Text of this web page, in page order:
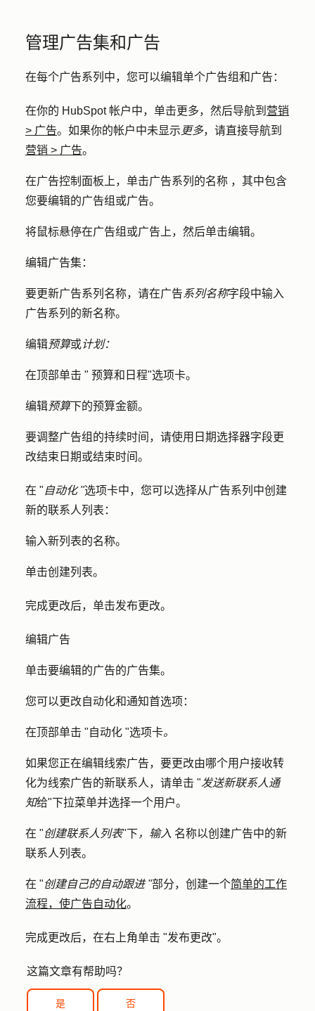
管理广告集和广告
在每个广告系列中，您可以编辑单个广告组和广告：
在你的 HubSpot 帐户中，单击更多，然后导航到 营销
> 广告。如果你的帐户中未显示 更多，请直接导航到
营销 > 广告。
在广告控制面板上，单击广告系列的名称 ，其中包含
您要编辑的广告组或广告。
将鼠标悬停在广告组或广告上，然后单击编辑。
编辑广告集：
要更新广告系列名称，请在广告系列名称字段中输入
广告系列的新名称。
编辑预算或计划：
在顶部单击 " 预算和日程"选项卡。
编辑预算下的预算金额。
要调整广告组的持续时间，请使用日期选择器字段更
改结束日期或结束时间。
在 " 自动化 "选项卡中，您可以选择从广告系列中创建
新的联系人列表：
输入新列表的名称。
单击创建列表。
完成更改后，单击发布更改。
编辑广告
单击要编辑的广告的广告集。
您可以更改自动化和通知首选项：
在顶部单击 "自动化 "选项卡。
如果您正在编辑线索广告，要更改由哪个用户接收转
化为线索广告的新联系人，请单击 "发送新联系人通
知给"下拉菜单并选择一个用户。
在 "创建联系人列表"下，输入 名称以创建广告中的新
联系人列表。
在 "创建自己的自动跟进 "部分，创建一个简单的工作
流程，使广告自动化。
完成更改后，在右上角单击 "发布更改"。
这篇文章有帮助吗？
是 否